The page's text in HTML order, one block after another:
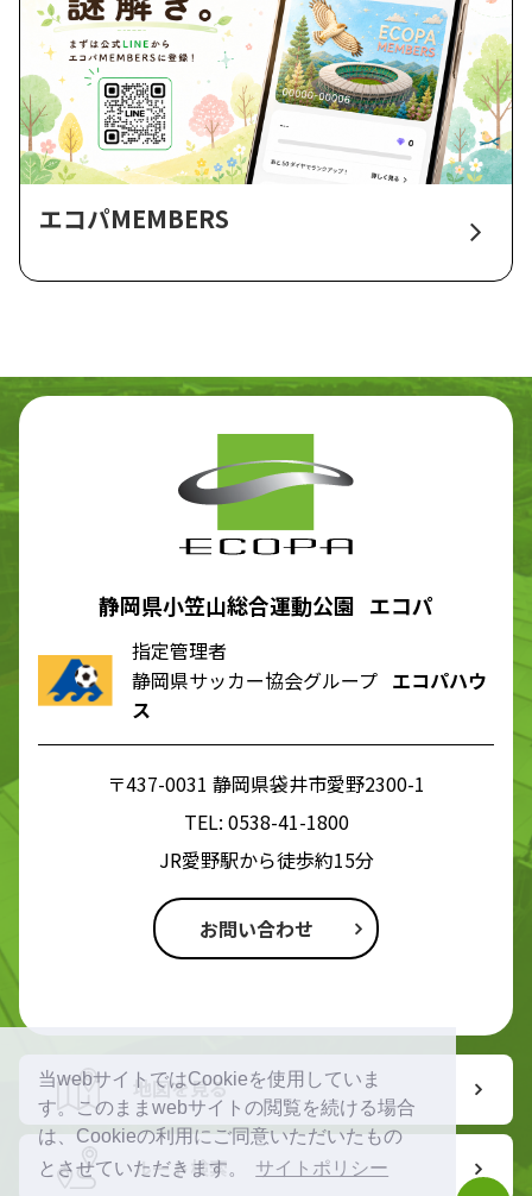
当webサイトではCookieを使用していま
す。このままwebサイトの閲覧を続ける場合
は、Cookieの利用にご同意いただいたもの
とさせていただきます。
サイトポリシー
エコパMEMBERS
静岡県小笠山総合運動公園 エコパ
指定管理者
静岡県サッカー協会グループ エコパハウ
ス
〒437-0031 静岡県袋井市愛野2300-1
TEL: 0538-41-1800
JR愛野駅から徒歩約15分
お問い合わせ
地図を見る
ルート検索